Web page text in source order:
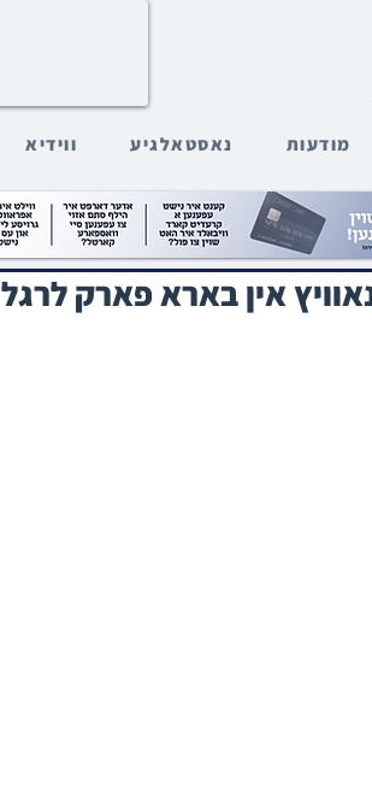
מודעות נאסטאלגיע ווידיא
אין בארא פארק לרגל